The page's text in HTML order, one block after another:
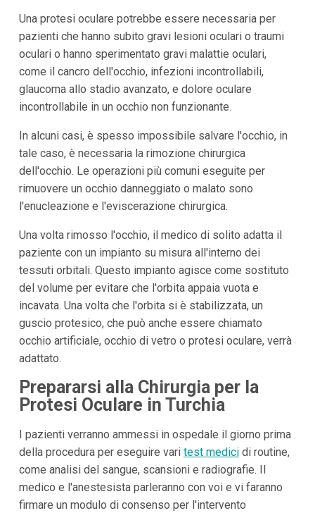
Una protesi oculare potrebbe essere necessaria per
pazienti che hanno subito gravi lesioni oculari o traumi
oculari o hanno sperimentato gravi malattie oculari,
come il cancro dell'occhio, infezioni incontrollabili,
glaucoma allo stadio avanzato, e dolore oculare
incontrollabile in un occhio non funzionante.
In alcuni casi, è spesso impossibile salvare l'occhio, in
tale caso, è necessaria la rimozione chirurgica
dell'occhio. Le operazioni più comuni eseguite per
rimuovere un occhio danneggiato o malato sono
l'enucleazione e l'eviscerazione chirurgica.
Una volta rimosso l'occhio, il medico di solito adatta il
paziente con un impianto su misura all'interno dei
tessuti orbitali. Questo impianto agisce come sostituto
del volume per evitare che l'orbita appaia vuota e
incavata. Una volta che l'orbita si è stabilizzata, un
guscio protesico, che può anche essere chiamato
occhio artificiale, occhio di vetro o protesi oculare, verrà
adattato.
Prepararsi alla Chirurgia per la
Protesi Oculare in Turchia
I pazienti verranno ammessi in ospedale il giorno prima
della procedura per eseguire vari test medicidi routine,
come analisi del sangue, scansioni e radiografie. Il
medico e l'anestesista parleranno con voi e vi faranno
firmare un modulo di consenso per l'intervento